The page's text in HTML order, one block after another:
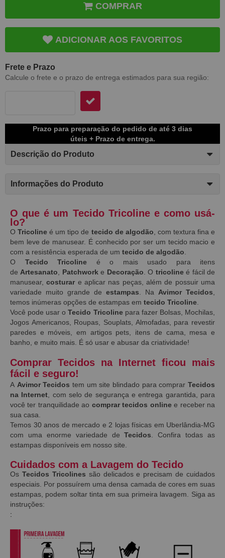
COMPRAR
ADICIONAR AOS FAVORITOS
Frete e Prazo
Calcule o frete e o prazo de entrega estimados para sua região:
Prazo para preparação do pedido de até 3 dias
úteis + Prazo de entrega.
Descrição do Produto
Informações do Produto
O que é um Tecido Tricoline e como usá-
lo?
OTricolineé um tipo de tecido de algodão , com textura fina e
bem leve de manusear. É conhecido por ser um tecido macio e
com a resistência esperada de um tecido de algodão
O Tecido Tricoline é o mais usado para itens
de Artesanato Patchwork e Decoração . O tricolineé fácil de
manusear,costurar e aplicar nas peças, além de possuir uma
variedade muito grande de estampas . Na Avimor Tecidos
temos inúmeras opções de estampas em tecido Tricoline
Você pode usar oTecido Tricolinepara fazer Bolsas, Mochilas,
Jogos Americanos, Roupas, Souplats, Almofadas, para revestir
paredes e móveis, em artigos pets, itens de cama, mesa e
banho, e muito mais. É só usar e abusar da criatividade!
Comprar Tecidos na Internet ficou mais
fácil e seguro!
A Avimor Tecidos tem um site blindado para comprarTecidos
na Internet , com selo de segurança e entrega garantida, para
você ter tranquilidade ao comprar tecidos onlinee receber na
sua casa.
Temos 30 anos de mercado e 2 lojas físicas em Uberlândia-MG
com uma enorme variedade deTecidos . Confira todas as
estampas disponíveis em nosso site.
Cuidados com a Lavagem do Tecido
Os Tecidos Tricolines são delicados e precisam de cuidados
especiais. Por possuírem uma densa camada de cores em suas
estampas, podem soltar tinta em sua primeira lavagem. Siga as
instruções:
: